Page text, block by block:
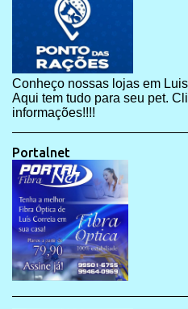
Conheço nossas lojas em
Aqui tem tudo para seu pet.
informações!!!!
Portalnet